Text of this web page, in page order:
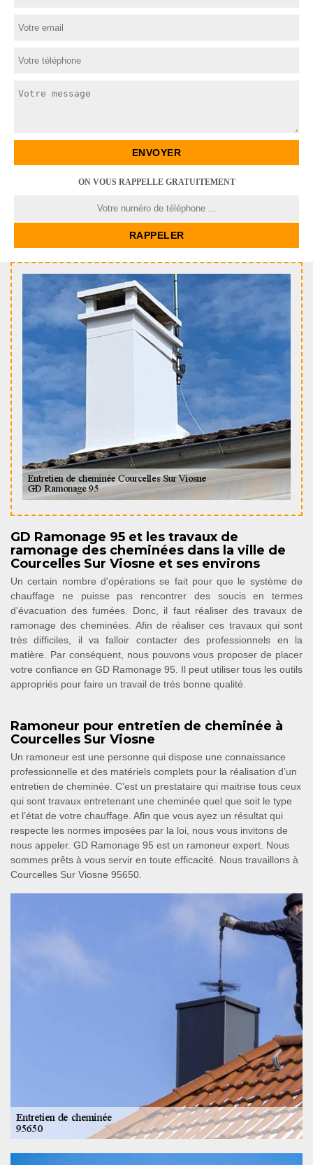
ON VOUS RAPPELLE GRATUITEMENT
GD Ramonage 95 et les travaux de
ramonage des cheminées dans la ville de
Courcelles Sur Viosne et ses environs
Un certain nombre d'opérations se fait pour que le système de
chauffage ne puisse pas rencontrer des soucis en termes
d'évacuation des fumées. Donc, il faut réaliser des travaux de
ramonage des cheminées. Afin de réaliser ces travaux qui sont
très difficiles, il va falloir contacter des professionnels en la
matière. Par conséquent, nous pouvons vous proposer de placer
votre confiance en GD Ramonage 95. Il peut utiliser tous les outils
appropriés pour faire un travail de très bonne qualité.
Ramoneur pour entretien de cheminée à
Courcelles Sur Viosne
Un ramoneur est une personne qui dispose une connaissance
professionnelle et des matériels complets pour la réalisation d’un
entretien de cheminée. C’est un prestataire qui maitrise tous ceux
qui sont travaux entretenant une cheminée quel que soit le type
et l’état de votre chauffage. Afin que vous ayez un résultat qui
respecte les normes imposées par la loi, nous vous invitons de
nous appeler. GD Ramonage 95 est un ramoneur expert. Nous
sommes prêts à vous servir en toute efficacité. Nous travaillons à
Courcelles Sur Viosne 95650.